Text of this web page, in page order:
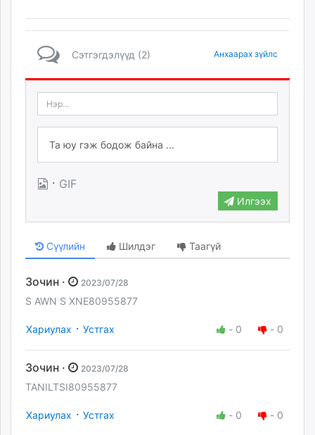
Сэтгэгдэлүүд (2) Анхаарах зүйлс
· GIF
Илгээх
Сүүлийн Шилдэг Таагүй
Зочин · 2023/07/28
S AWN S XNE80955877
Хариулах · Устгах - 0 - 0
Зочин · 2023/07/28
TANILTSI80955877
Хариулах · Устгах - 0 - 0